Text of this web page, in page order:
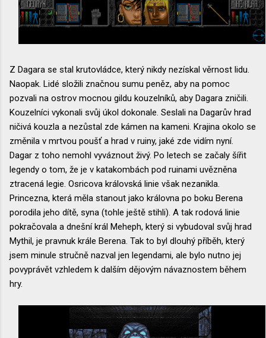
Z Dagara se stal krutovládce, který nikdy nezískal věrnost lidu.
Naopak. Lidé složili značnou sumu peněz, aby na pomoc
pozvali na ostrov mocnou gildu kouzelníků, aby Dagara zničili.
Kouzelníci vykonali svůj úkol dokonale. Seslali na Dagarův hrad
ničivá kouzla a nezůstal zde kámen na kameni. Krajina okolo se
změnila v mrtvou poušť a hrad v ruiny, jaké zde vidím nyní.
Dagar z toho nemohl vyváznout živý. Po letech se začaly šířit
legendy o tom, že je v katakombách pod ruinami uvězněna
ztracená legie. Osricova královská linie však nezanikla.
Princezna, která měla stanout jako královna po boku Berena
porodila jeho dítě, syna (tohle ještě stihli). A tak rodová linie
pokračovala a dnešní král Meheph, který si vybudoval svůj hrad
Mythil, je pravnuk krále Berena. Tak to byl dlouhý příběh, který
jsem minule stručně nazval jen legendami, ale bylo nutno jej
povyprávět vzhledem k dalším dějovým návaznostem během
hry.